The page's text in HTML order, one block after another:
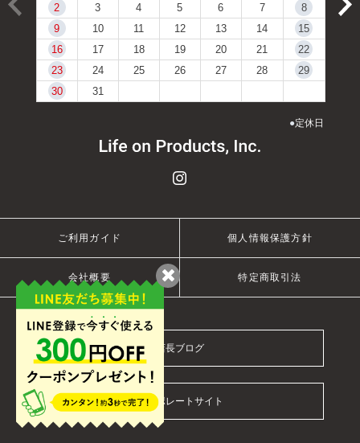
2
3 4 5 6 7
8
9
10 11 12 13 14
15
16
17 18 19 20 21
22
23
24 25 26 27 28
29
30
31
●定休日
ご利用ガイド 個人情報保護方針
会社概要 特定商取引法
店長ブログ
コーポレートサイト